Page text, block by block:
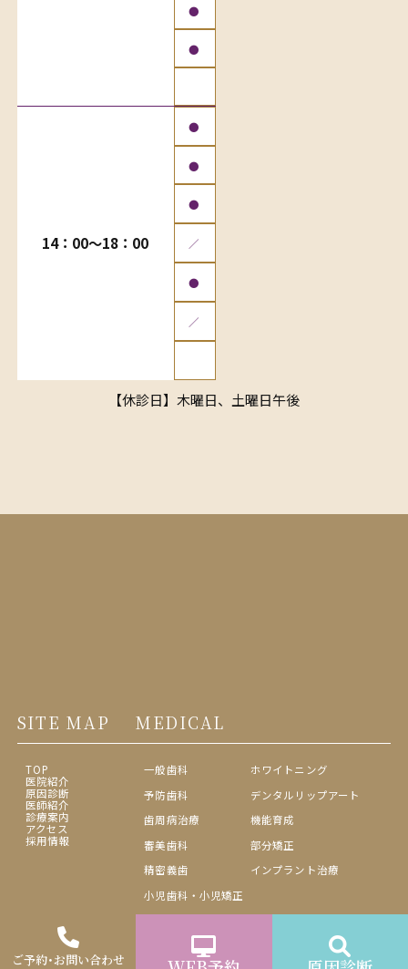
●
●
14：00〜18：00
●
●
●
／
●
／
【休診日】木曜日、土曜日午後
SITE MAP
TOP
医院紹介
原因診断
医師紹介
診療案内
アクセス
採用情報
MEDICAL
一般歯科
予防歯科
歯周病治療
審美歯科
精密義歯
小児歯科・小児矯正
ホワイトニング
デンタルリップアート
機能育成
部分矯正
インプラント治療
ご予約･お問い合わせ